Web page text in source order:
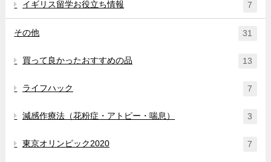
イギリス留学お役立ち情報 7
その他 31
買って良かったおすすめの品 13
ライフハック 7
減感作療法（花粉症・アトピー・喘息） 3
東京オリンピック2020 7